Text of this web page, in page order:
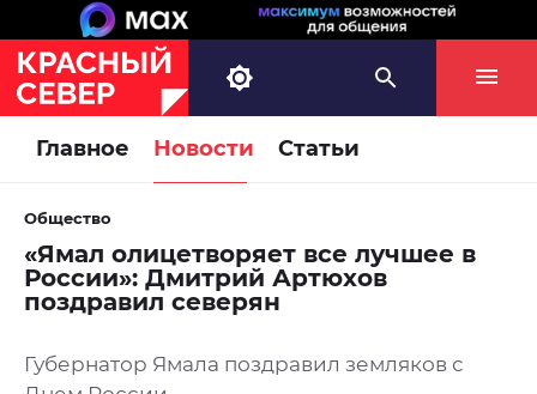
Главное Новости Статьи
Общество
«Ямал олицетворяет все лучшее в
России»: Дмитрий Артюхов
поздравил северян
Губернатор Ямала поздравил земляков с